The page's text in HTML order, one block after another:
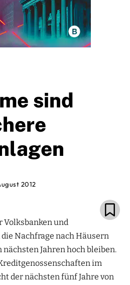
sind
2012
Volksbanken und
Nachfrage nach Häusern
Jahren hoch bleiben.
im
der nächsten fünf Jahre von